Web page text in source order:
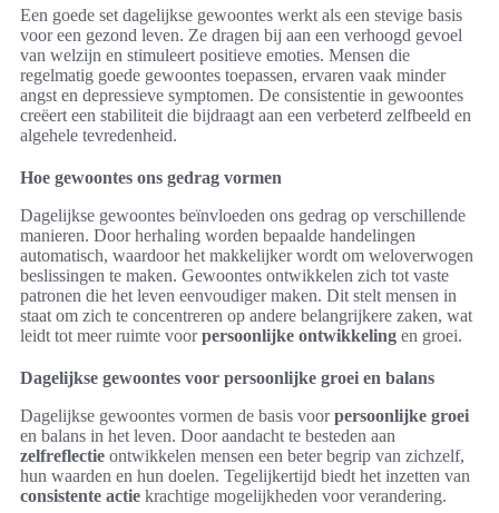
Een goede set dagelijkse gewoontes werkt als een stevige basis
voor een gezond leven. Ze dragen bij aan een verhoogd gevoel
van welzijn en stimuleert positieve emoties. Mensen die
regelmatig goede gewoontes toepassen, ervaren vaak minder
angst en depressieve symptomen. De consistentie in gewoontes
creëert een stabiliteit die bijdraagt aan een verbeterd zelfbeeld en
algehele tevredenheid.
Hoe gewoontes ons gedrag vormen
Dagelijkse gewoontes beïnvloeden ons gedrag op verschillende
manieren. Door herhaling worden bepaalde handelingen
automatisch, waardoor het makkelijker wordt om weloverwogen
beslissingen te maken. Gewoontes ontwikkelen zich tot vaste
patronen die het leven eenvoudiger maken. Dit stelt mensen in
staat om zich te concentreren op andere belangrijkere zaken, wat
leidt tot meer ruimte voorpersoonlijke ontwikkeling en groei.
Dagelijkse gewoontes voor persoonlijke groei en balans
Dagelijkse gewoontes vormen de basis voorpersoonlijke groei
en balans in het leven. Door aandacht te besteden aan
zelfreflectie ontwikkelen mensen een beter begrip van zichzelf,
hun waarden en hun doelen. Tegelijkertijd biedt het inzetten van
consistente actie krachtige mogelijkheden voor verandering.